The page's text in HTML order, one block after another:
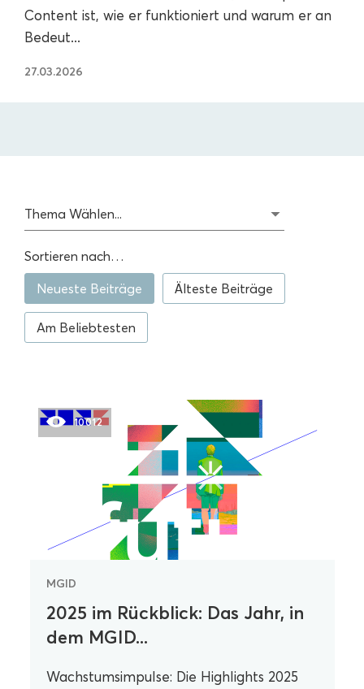
Content ist, wie er funktioniert und warum er an
Bedeut...
27.03.2026
Thema Wählen...
Sortieren nach…
Neueste Beiträge
Älteste Beiträge
Am Beliebtesten
10012
MGID
2025 im Rückblick: Das Jahr, in
dem MGID...
Wachstumsimpulse: Die Highlights 2025